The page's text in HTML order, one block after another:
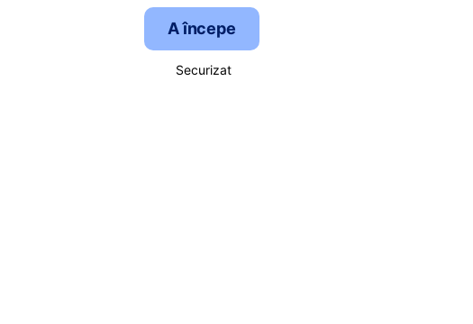
A începe
Securizat